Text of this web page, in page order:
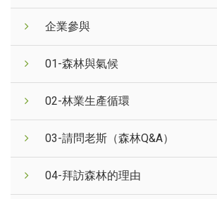
企業參與
01-森林與氣候
02-林業生產循環
03-請問老斯（森林Q&A）
04-拜訪森林的理由